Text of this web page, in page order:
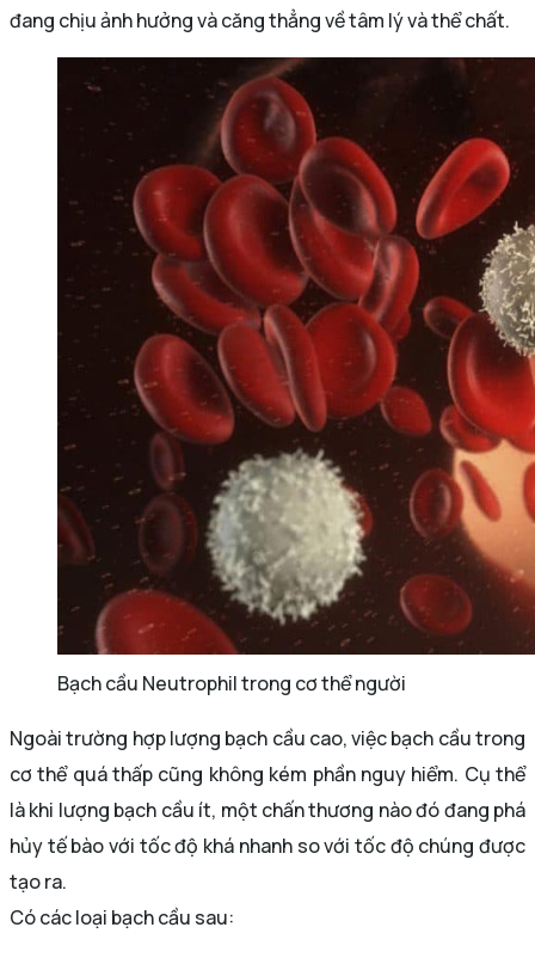
đang chịu ảnh hưởng và căng thẳng về tâm lý và thể chất.
Bạch cầu Neutrophil trong cơ thể người
Ngoài trường hợp lượng bạch cầu cao, việc bạch cầu trong
cơ thể quá thấp cũng không kém phần nguy hiểm. Cụ thể
là khi lượng bạch cầu ít, một chấn thương nào đó đang phá
hủy tế bào với tốc độ khá nhanh so với tốc độ chúng được
tạo ra.
Có các loại bạch cầu sau: